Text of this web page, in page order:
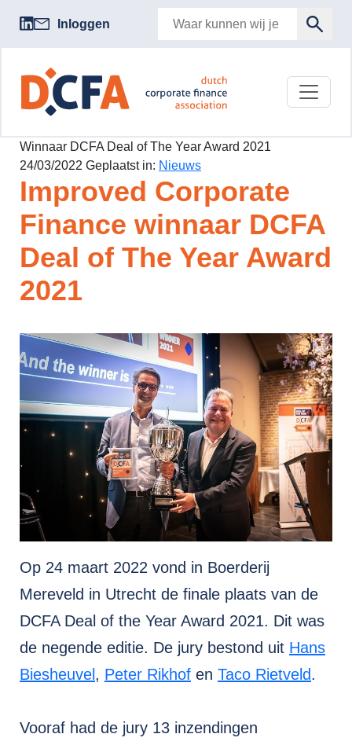
Inloggen
Winnaar DCFA Deal of The Year Award 2021
24/03/2022 Geplaatst in: Nieuws
Improved Corporate
Finance winnaar DCFA
Deal of The Year Award
2021
Op 24 maart 2022 vond in Boerderij
Mereveld in Utrecht de finale plaats van de
DCFA Deal of the Year Award 2021. Dit was
de negende editie. De jury bestond uit Hans
Biesheuvel , Peter Rikhof en Taco Rietveld.
Vooraf had de jury 13 inzendingen